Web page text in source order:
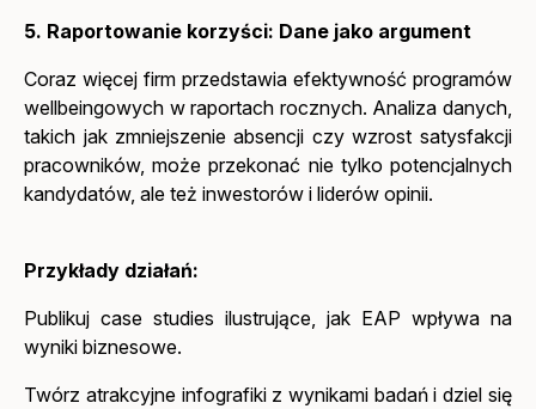
5. Raportowanie korzyści: Dane jako argument
Coraz więcej firm przedstawia efektywność programów
wellbeingowych w raportach rocznych. Analiza danych,
takich jak zmniejszenie absencji czy wzrost satysfakcji
pracowników, może przekonać nie tylko potencjalnych
kandydatów, ale też inwestorów i liderów opinii.
Przykłady działań:
Publikuj case studies ilustrujące, jak EAP wpływa na
wyniki biznesowe.
Twórz atrakcyjne infografiki z wynikami badań i dziel się